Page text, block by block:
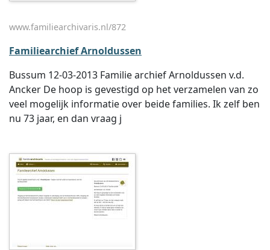
www.familiearchivaris.nl/872
Familiearchief Arnoldussen
Bussum 12-03-2013 Familie archief Arnoldussen v.d.
Ancker De hoop is gevestigd op het verzamelen van zo
veel mogelijk informatie over beide families. Ik zelf ben
nu 73 jaar, en dan vraag j